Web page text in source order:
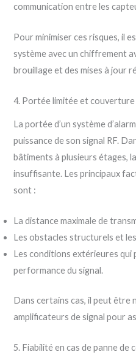
communication entre les
Pour minimiser ces risques, il
système avec un chiffrement
brouillage et des mises à jour
4. Portée limitée et
La portée d’un système
puissance de son signal RF.
bâtiments à plusieurs étages,
insuffisante. Les principaux
sont :
La distance maximale de
Les obstacles structurels et
Les conditions extérieures qui
performance du signal.
Dans certains cas, il peut être
amplificateurs de signal pour
5. Fiabilité en cas de panne de